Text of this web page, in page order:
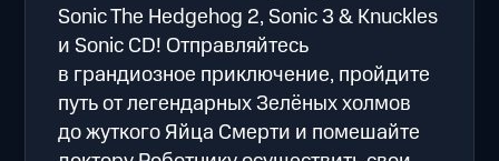
Sonic The Hedgehog 2, Sonic 3 & Knuckles
и Sonic CD! Отправляйтесь
в грандиозное приключение, пройдите
путь от легендарных Зелёных холмов
до жуткого Яйца Смерти и помешайте